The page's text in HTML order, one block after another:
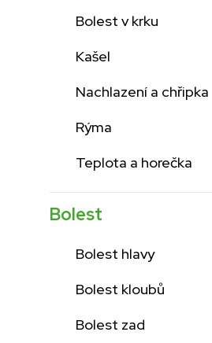
Bolest v krku
Kašel
Nachlazení a chřipka
Rýma
Teplota a horečka
Bolest
Bolest hlavy
Bolest kloubů
Bolest zad